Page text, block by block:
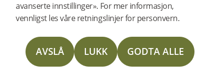
avanserte innstillinger». For mer informasjon,
vennligst les våre retningslinjer for personvern.
AVSLÅ LUKK GODTA ALLE
Technical Data Sheet T-mould
Technical Data Sheet Moulding Solid oak